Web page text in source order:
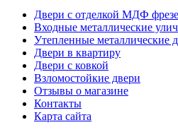
Двери с отделкой МДФ
Входные металлические
Утепленные металлические
Двери в квартиру
Двери с ковкой
Взломостойкие двери
Отзывы о магазине
Контакты
Карта сайта